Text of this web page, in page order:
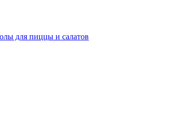
для пиццы и салатов